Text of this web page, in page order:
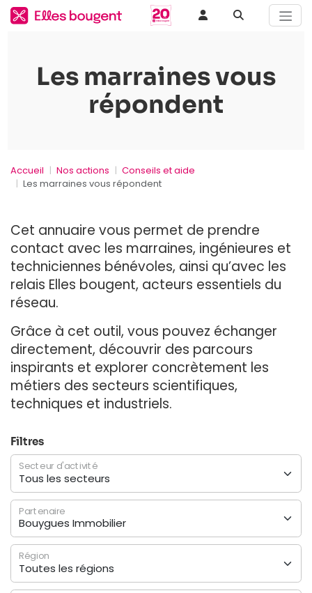
Les marraines vous
répondent
Accueil Nos actions
Conseils et aide
Les marraines vous répondent
Cet annuaire vous permet de prendre
contact avec les marraines, ingénieures et
techniciennes bénévoles, ainsi qu’avec les
relais Elles bougent, acteurs essentiels du
réseau.
Grâce à cet outil, vous pouvez échanger
directement, découvrir des parcours
inspirants et explorer concrètement les
métiers des secteurs scientifiques,
techniques et industriels.
Filtres
Secteur d'activité
Partenaire
Région